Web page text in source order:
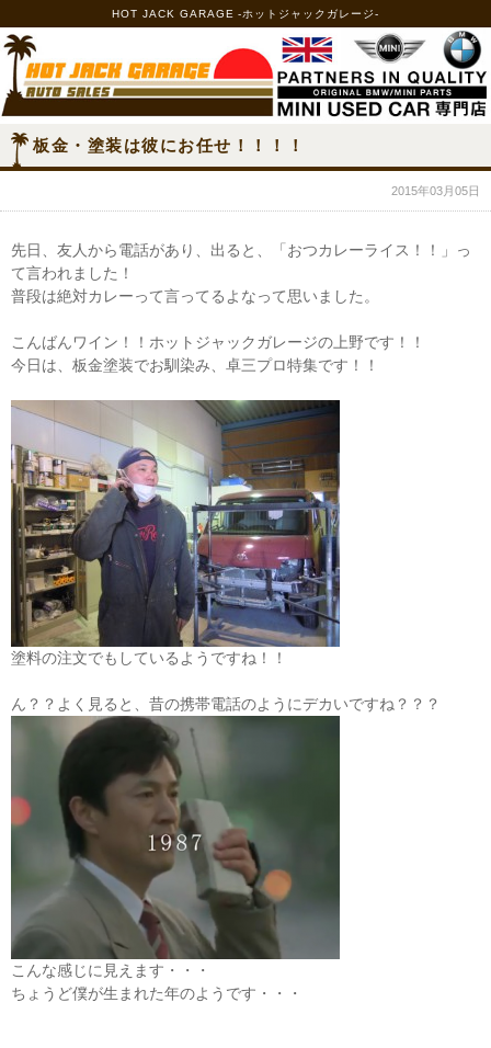
HOT JACK GARAGE -ホットジャックガレージ-
板金・塗装は彼にお任せ！！！！
2015年03月05日
先日、友人から電話があり、出ると、「おつカレーライス！！」っ
て言われました！
普段は絶対カレーって言ってるよなって思いました。
こんばんワイン！！ホットジャックガレージの上野です！！
今日は、板金塗装でお馴染み、卓三プロ特集です！！
塗料の注文でもしているようですね！！
ん？？よく見ると、昔の携帯電話のようにデカいですね？？？
こんな感じに見えます・・・
ちょうど僕が生まれた年のようです・・・